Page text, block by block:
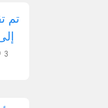
تم
إلى 200 أسرة في
3